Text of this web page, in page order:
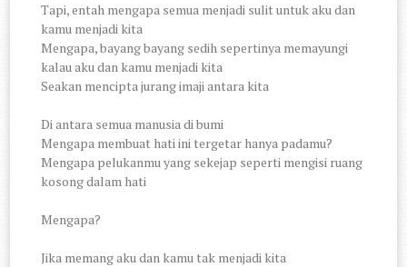
Tapi, entah mengapa semua menjadi sulit untuk aku dan
kamu menjadi kita
Mengapa, bayang bayang sedih sepertinya memayungi
kalau aku dan kamu menjadi kita
Seakan mencipta jurang imaji antara kita
Di antara semua manusia di bumi
Mengapa membuat hati ini tergetar hanya padamu?
Mengapa pelukanmu yang sekejap seperti mengisi ruang
kosong dalam hati
Mengapa?
Jika memang aku dan kamu tak menjadi kita